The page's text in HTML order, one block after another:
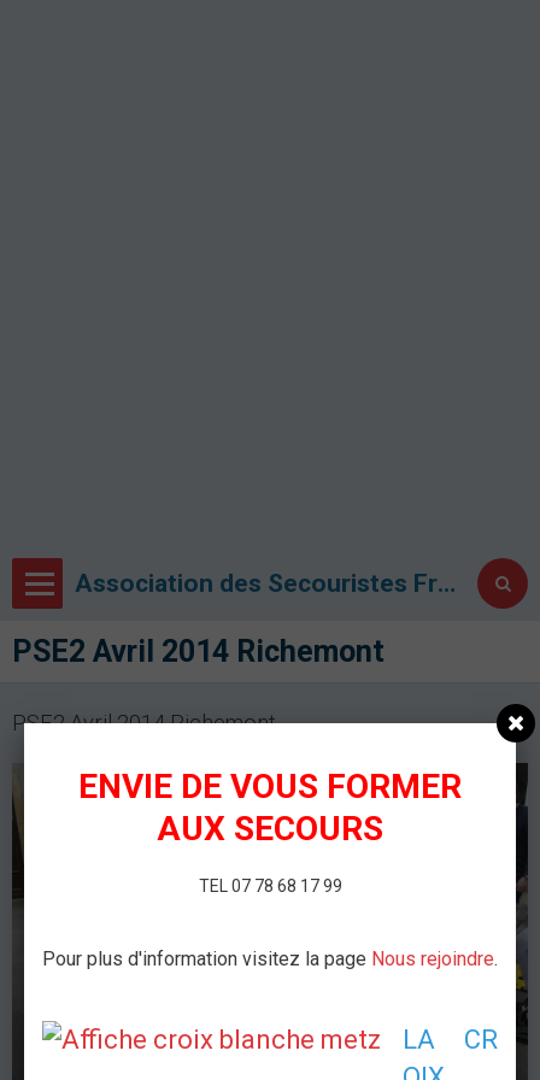
Association des Secouristes Français Croix Blanche de Metz
PSE2 Avril 2014 Richemont
PSE2 Avril 2014 Richemont
ENVIE DE VOUS FORMER
AUX SECOURS
TEL 07 78 68 17 99
Pour plus d'information visitez la page Nous rejoindre.
LA CR